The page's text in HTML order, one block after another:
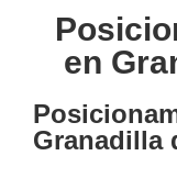
en
Granadilla